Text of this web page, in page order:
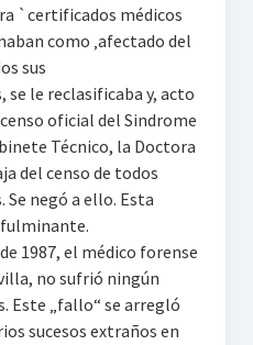
`certificados médicos
como ‚afectado del
sus
le reclasificaba y, acto
oficial del Sindrome
Técnico, la Doctora
del censo de todos
Se negó a ello. Esta
fulminante.
1987, el médico forense
no sufrió ningún
Este „fallo“ se arregló
sucesos extraños en